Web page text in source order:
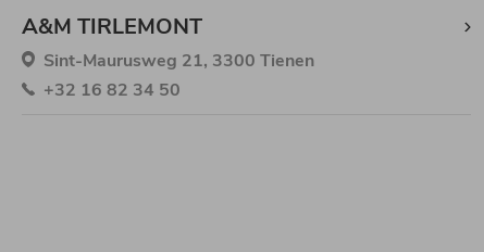
A&M TIRLEMONT
Sint-Maurusweg 21, 3300 Tienen
+32 16 82 34 50